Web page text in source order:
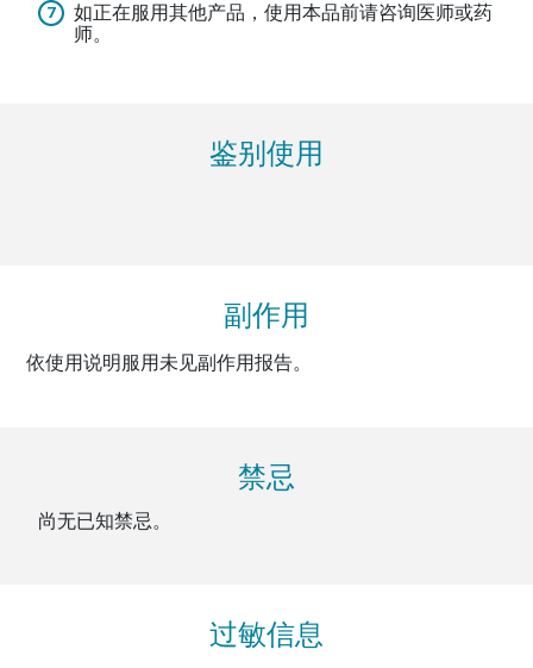
如正在服用其他产品，使用本品前请咨询医师或药
师。
鉴别使用
副作用
依使用说明服用未见副作用报告。
禁忌
尚无已知禁忌。
过敏信息